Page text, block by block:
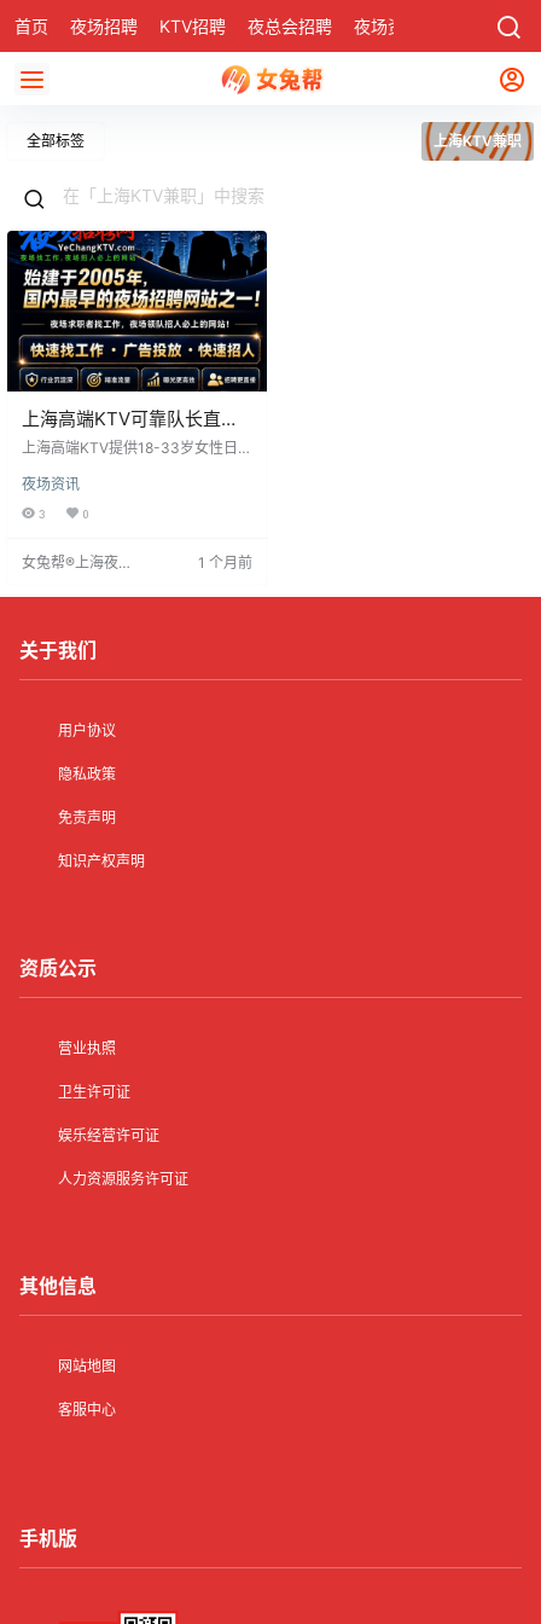
首页 夜场招聘 KTV招聘 夜总会招聘 夜场资讯 社区
全部标签 上海KTV兼职
上海高端KTV可靠队长直招
无套路真诚以待
上海高端KTV提供18-33岁女性日结
佳、服务意识强。工作时间为每晚7
点至1点，时长4-5小时，以客人离
可放宽身高限制。工作便服，要求
境、认真工作赚钱者，待遇住宿条
夜场资讯
3 0
女兔帮®上海夜场
1 个月前
关于我们
用户协议
隐私政策
免责声明
知识产权声明
资质公示
营业执照
卫生许可证
娱乐经营许可证
人力资源服务许可证
其他信息
网站地图
客服中心
手机版